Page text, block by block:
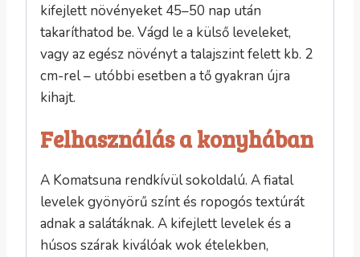
kifejlett növényeket 45–50 nap után
takaríthatod be. Vágd le a külső leveleket,
vagy az egész növényt a talajszint felett kb. 2
cm-rel – utóbbi esetben a tő gyakran újra
kihajt.
Felhasználás a konyhában
A Komatsuna rendkívül sokoldalú. A fiatal
levelek gyönyörű színt és ropogós textúrát
adnak a salátáknak. A kifejlett levelek és a
húsos szárak kiválóak wok ételekben,